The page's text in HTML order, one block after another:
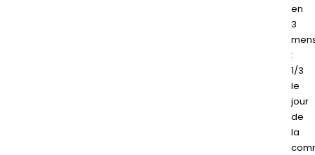
en
3
:
1/3
le
jour
de
la